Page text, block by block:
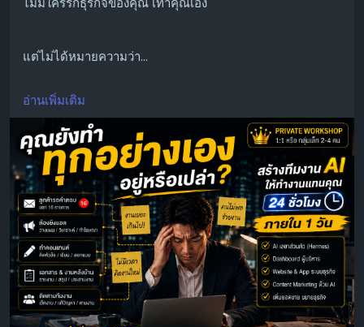
แต่ไม่ได้หมายความว่า…
คุณต้องทำทุกอย่างคนเดียว
สร้างทีมงาน AI ให้ช่วยงานขาย การตลาด คอนเทนต์ และงาน
ซ้ำๆ แทนคุณ
ภายใน 1 วัน
AI Business Accelerator
อ่านเพิ่มเติม